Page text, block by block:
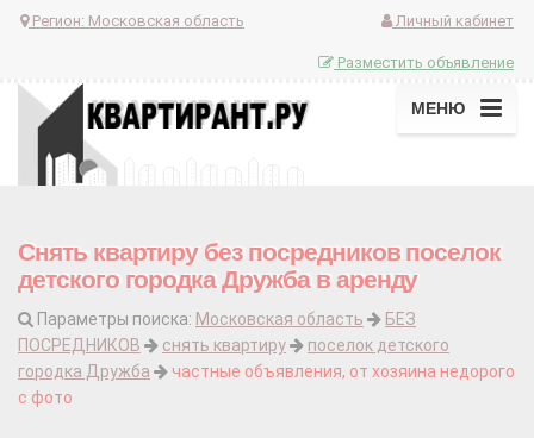
Регион: Московская область Личный кабинет
Разместить объявление
МЕНЮ
Снять квартиру без посредников поселок
детского городка Дружба в аренду
Параметры поиска: Московская область
БЕЗ
ПОСРЕДНИКОВ
снять квартиру
поселок детского
городка Дружба
частные объявления, от хозяина недорого
с фото